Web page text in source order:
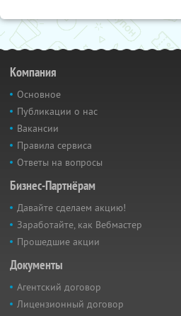
Компания
Основное
Публикации о нас
Вакансии
Правила сервиса
Ответы на вопросы
Бизнес-Партнёрам
Давайте сделаем акцию!
Заработайте, как Вебмастер
Прошедшие акции
Документы
Агентский договор
Лицензионный договор